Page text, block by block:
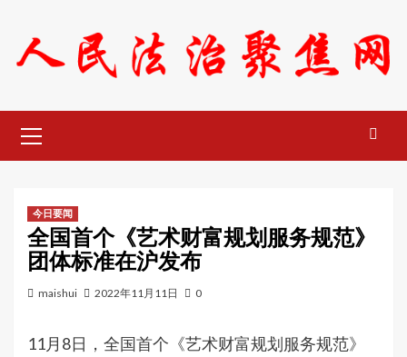
content
Menu
今日要闻
全国首个《艺术财富规划服务规范》
团体标准在沪发布
maishui 2022年11月11日 0
11月8日，全国首个《艺术财富规划服务规范》